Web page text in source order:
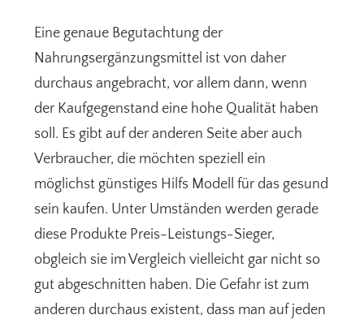
Eine genaue Begutachtung der
Nahrungsergänzungsmittel ist von daher
durchaus angebracht, vor allem dann, wenn
der Kaufgegenstand eine hohe Qualität haben
soll. Es gibt auf der anderen Seite aber auch
Verbraucher, die möchten speziell ein
möglichst günstiges Hilfs Modell für das gesund
sein kaufen. Unter Umständen werden gerade
diese Produkte Preis-Leistungs-Sieger,
obgleich sie im Vergleich vielleicht gar nicht so
gut abgeschnitten haben. Die Gefahr ist zum
anderen durchaus existent, dass man auf jeden